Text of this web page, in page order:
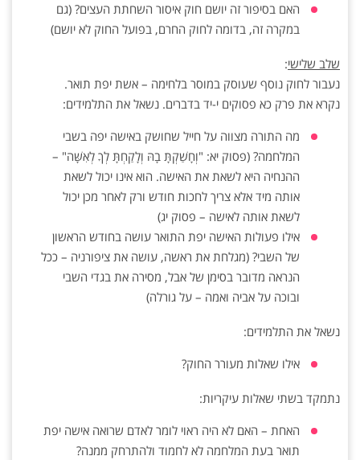
האם בסיפור זה יושם חוק איסור השחתת העצים? (גם
במקרה זה, בדומה לחוק החרם, בפועל החוק לא יושם)
שלב שלישי:
נעבור לחוק נוסף שעוסק במוסר בלחימה – אשת יפת תואר.
נקרא את פרק כא פסוקים י-יד בדברים. נשאל את התלמידים:
מה התורה מצווה על חייל שחושק באישה יפה בשבי
המלחמה? (פסוק יא: "וְחָשַׁקְתָּ בָהּ וְלָקַחְתָּ לְךָ לְאִשָּׁה" –
ההנחיה היא לשאת את האישה. הוא אינו יכול לשאת
אותה מיד אלא צריך לחכות חודש ורק לאחר מכן יכול
לשאת אותה לאישה – פסוק יג)
אילו פעולות האישה יפת התואר עושה בחודש הראשון
של השבי? (מגלחת את ראשה, עושה את ציפורניה – ככל
הנראה מדובר בסימן של אבל, מסירה את בגדי השבי
ובוכה על אביה ואמה – על גורלה)
נשאל את התלמידים:
אילו שאלות מעורר החוק?
נתמקד בשתי שאלות עיקריות:
האחת – האם לא היה ראוי לומר לאדם שרואה אישה יפת
תואר בעת המלחמה לא לחמוד ולהתרחק ממנה?